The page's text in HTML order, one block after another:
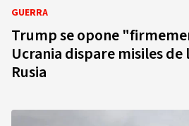
GUERRA
Trump se opone
Ucrania dispare misiles de
Rusia